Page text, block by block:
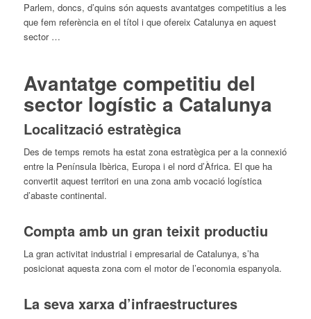
Parlem, doncs, d’quins són aquests avantatges competitius a les
que fem referència en el títol i que ofereix Catalunya en aquest
sector …
Avantatge competitiu del
sector logístic a Catalunya
Localització estratègica
Des de temps remots ha estat zona estratègica per a la connexió
entre la Península Ibèrica, Europa i el nord d’Àfrica. El que ha
convertit aquest territori en una zona amb vocació logística
d’abaste continental.
Compta amb un gran teixit productiu
La gran activitat industrial i empresarial de Catalunya, s’ha
posicionat aquesta zona com el motor de l’economia espanyola.
La seva xarxa d’infraestructures